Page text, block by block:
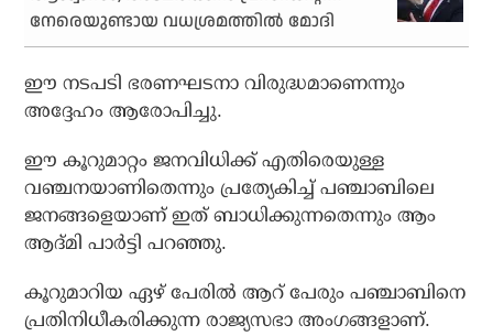
നേരെയുണ്ടായ വധശ്രമത്തില്‍ മോദി
ഈ നടപടി ഭരണഘടനാ വിരുദ്ധമാണെന്നും
അദ്ദേഹം ആരോപിച്ചു.
ഈ കൂറുമാറ്റം ജനവിധിക്ക് എതിരെയുള്ള
വഞ്ചനയാണിതെന്നും പ്രത്യേകിച്ച് പഞ്ചാബിലെ
ജനങ്ങളെയാണ് ഇത് ബാധിക്കുന്നതെന്നും ആം
ആദ്മി പാര്‍ട്ടി പറഞ്ഞു.
കൂറുമാറിയ ഏഴ് പേരില്‍ ആറ് പേരും പഞ്ചാബിനെ
പ്രതിനിധീകരിക്കുന്ന രാജ്യസഭാ അംഗങ്ങളാണ്.